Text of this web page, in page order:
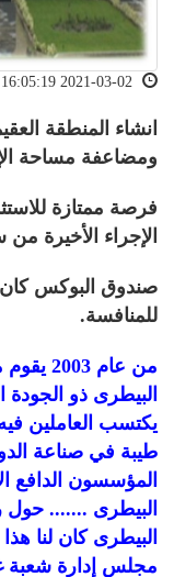
انشاء المنطقة
ومضاعفة مساحة
فرصة ممتازة
الإجراء الأخيرة
صندوق البوكس كان
للمنافسة.
من عام
يكتسب العاملين
طيبة في صناعة
المؤسسون الدافع
البيطرى ....... حول
البيطرى كان لنا
مجلس إدارة شعبة